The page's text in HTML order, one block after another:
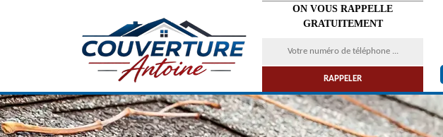
ON VOUS RAPPELLE
GRATUITEMENT